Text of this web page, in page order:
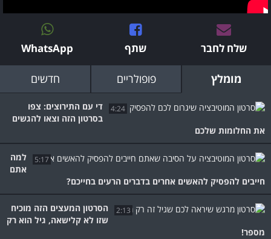
שלח לחבר שתף WhatsApp
מומלץ פופולריים חדשים
4:24
די עם התירוצים: צפו
בסרטון הזה וצאו להגשים
את החלומות שלכם
5:17
למה
אתם
חייבים להפסיק להאשים אחרים בדברים הרעים בחייכם?
2:13
הסרטון המעצים הזה מוכיח
שזו לא קלישאה, גיל הוא רק
מספר!